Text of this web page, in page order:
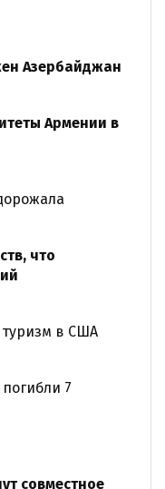
Азербайджан
Армении в
что
в США
7
совместное